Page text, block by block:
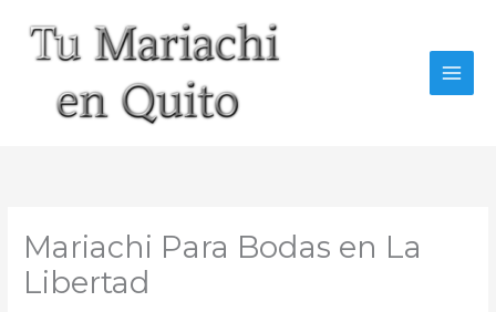
contenido
Mariachi Para Bodas en La
Libertad